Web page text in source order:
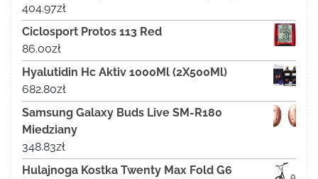
404.97zł
Ciclosport Protos 113 Red
86.00zł
Hyalutidin Hc Aktiv 1000Ml (2X500Ml)
682.80zł
Samsung Galaxy Buds Live SM-R180
Miedziany
348.83zł
Hulajnoga Kostka Twenty Max Fold G6